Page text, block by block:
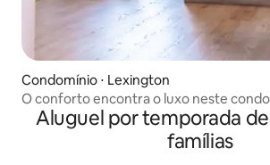
Condomínio ⋅ Lexington
O conforto encontra o luxo neste
Aluguel por temporada de
famílias